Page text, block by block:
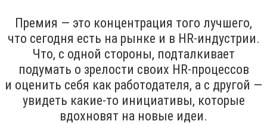
Премия — это концентрация того лучшего,
что сегодня есть на рынке и в HR-индустрии.
Что, с одной стороны, подталкивает
подумать о зрелости своих HR-процессов
и оценить себя как работодателя, а с другой —
увидеть какие-то инициативы, которые
вдохновят на новые идеи.